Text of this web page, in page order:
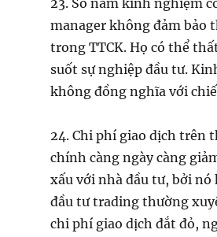
23. Số năm kinh nghiệm
manager không đảm bảo
trong TTCK. Họ có thể
suốt sự nghiệp đầu tư.
không đồng nghĩa với
24. Chi phí giao dịch trên
chính càng ngày càng
xấu với nhà đầu tư, bởi nó
đầu tư trading thường
chi phí giao dịch đắt đỏ,